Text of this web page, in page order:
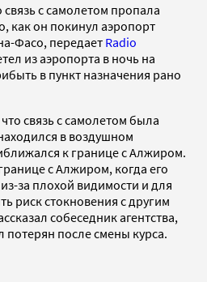
с самолетом пропала
как он покинул аэропорт
Фасо, передает Radio
из аэропорта в ночь на
в пункт назначения рано
связь с самолетом была
в воздушном
к границе с Алжиром.
с Алжиром, когда его
за плохой видимости и для
риск стокновения с другим
собеседник агентства,
потерян после смены курса.